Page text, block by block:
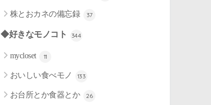
株とおカネの備忘録 37
◆好きなモノコト 344
mycloset 11
おいしい食べモノ 133
お台所とか食器とか 26